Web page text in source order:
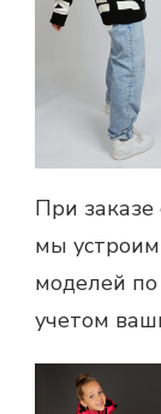
При
мы
моделей
учетом